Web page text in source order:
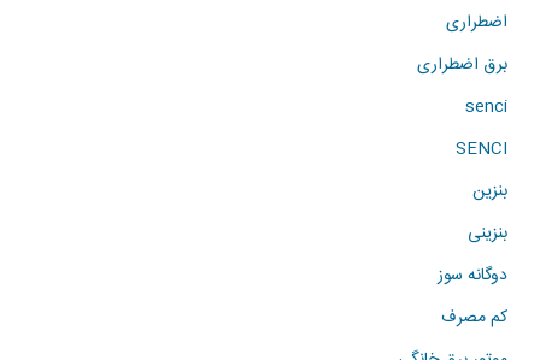
اضطراری
برق اضطراری
senci
SENCI
بنزین
بنزینی
دوگانه سوز
کم مصرف